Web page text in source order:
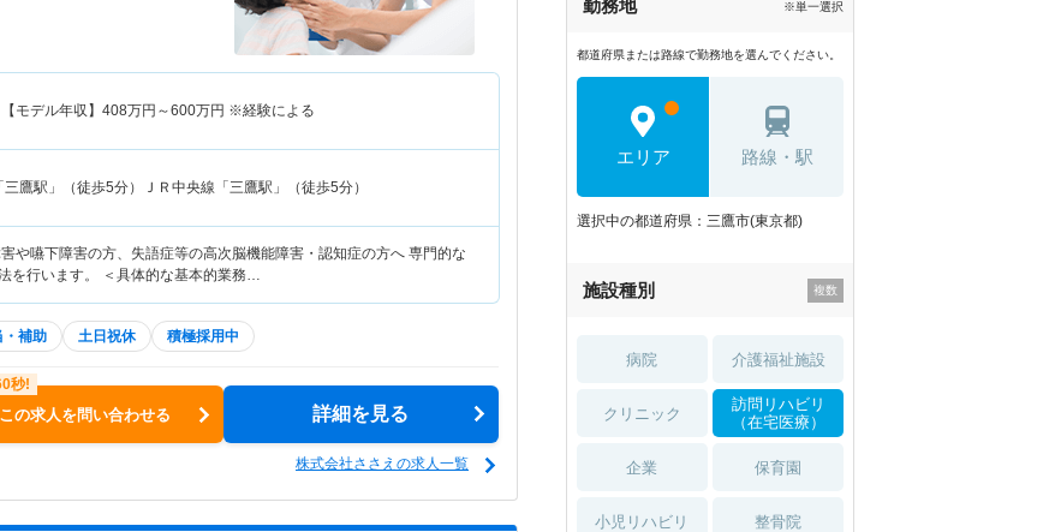
【モデル年収】 408万円～600万円 ※経験による
三鷹駅」（徒歩5分）ＪＲ中央線「三鷹駅」（徒歩5分）
や嚥下障害の方、失語症等の高次脳機能障害・認知症の方へ 専門的な
を行います。 ＜具体的な基本的業務…
・補助 土日祝休 積極採用中
この求人を問い合わせる 詳細を見る
株式会社ささえの求人一覧
勤務地 ※単一選択
都道府県または路線で勤務地を選んでください。
エリア 路線・駅
選択中の都道府県：三鷹市(東京都)
施設種別
病院 介護福祉施設
クリニック
訪問リハビリ
（在宅医療）
企業 保育園
小児リハビリ 整骨院